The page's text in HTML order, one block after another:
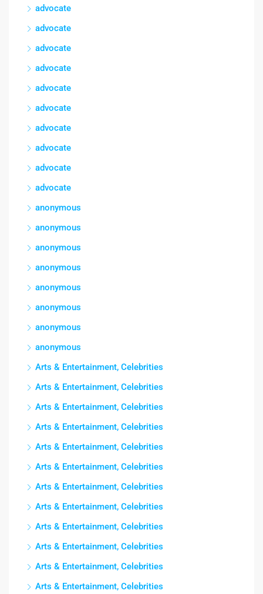
advocate
advocate
advocate
advocate
advocate
advocate
advocate
advocate
advocate
advocate
anonymous
anonymous
anonymous
anonymous
anonymous
anonymous
anonymous
anonymous
Arts & Entertainment, Celebrities
Arts & Entertainment, Celebrities
Arts & Entertainment, Celebrities
Arts & Entertainment, Celebrities
Arts & Entertainment, Celebrities
Arts & Entertainment, Celebrities
Arts & Entertainment, Celebrities
Arts & Entertainment, Celebrities
Arts & Entertainment, Celebrities
Arts & Entertainment, Celebrities
Arts & Entertainment, Celebrities
Arts & Entertainment, Celebrities